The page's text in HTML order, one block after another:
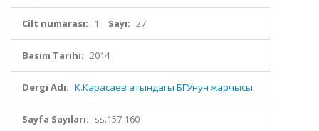
Cilt numarası: 1 Sayı: 27
Basım Tarihi: 2014
Dergi Adı: К.Карасаев атындагы БГУнун жарчысы
Sayfa Sayıları: ss.157-160